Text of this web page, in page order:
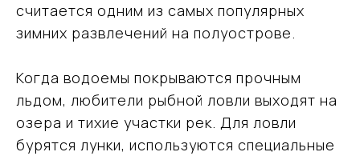
считается одним из самых популярных
зимних развлечений на полуострове.
Когда водоемы покрываются прочным
льдом, любители рыбной ловли выходят на
озера и тихие участки рек. Для ловли
бурятся лунки, используются специальные